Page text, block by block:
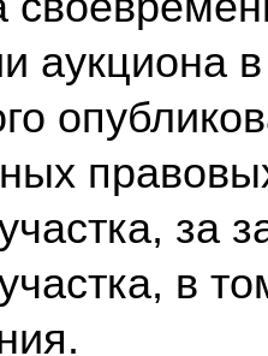
аукциона
за
в